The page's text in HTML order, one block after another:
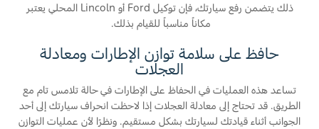
ذلك يتضمن رفع سيارتك، فإن توكيل Ford أو Lincoln المحلي يعتبر
مكاناً مناسباً للقيام بذلك.
حافظ على سلامة توازن الإطارات ومعادلة
العجلات
تساعد هذه العمليات في الحفاظ على الإطارات في حالة تلامس تام مع
الطريق. قد تحتاج إلى معادلة العجلات إذا لاحظت انحراف سيارتك إلى أحد
الجوانب أثناء قيادتك لسيارتك بشكل مستقيم. ونظرًا لأن عمليات التوازن